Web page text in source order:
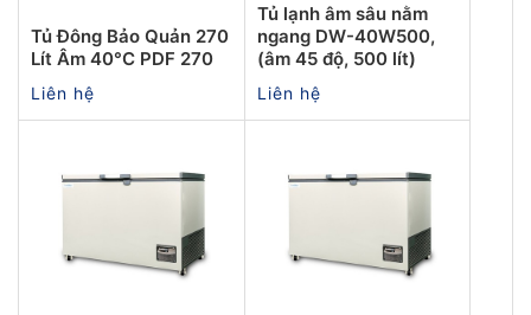
Tủ Đông Bảo Quản 270
Lít Âm 40°C PDF 270
Liên hệ
Tủ lạnh âm sâu nằm
ngang DW-40W500,
(âm 45 độ, 500 lít)
Liên hệ